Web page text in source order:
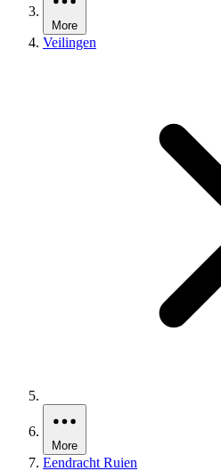
More
Veilingen
More
Eendracht Ruien